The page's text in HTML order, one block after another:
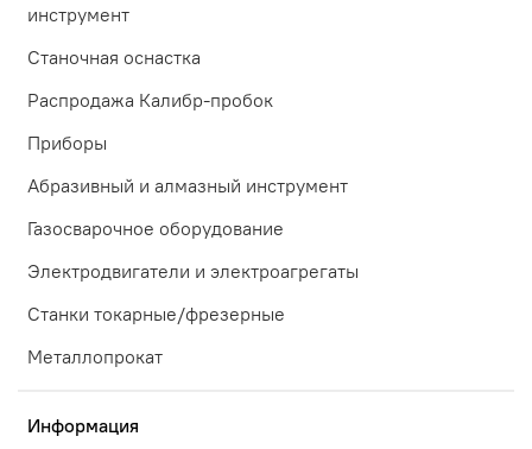
инструмент
Станочная оснастка
Распродажа Калибр-пробок
Приборы
Абразивный и алмазный инструмент
Газосварочное оборудование
Электродвигатели и электроагрегаты
Станки токарные/фрезерные
Металлопрокат
Информация